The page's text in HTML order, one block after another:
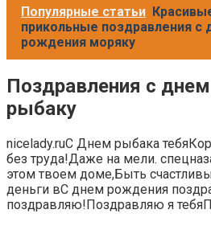
Популярные статьи
прикольные поздравления с
рождения моряку
Поздравления с
рыбаку
​nicelady.ru​​С Днем рыбака
без труда!​Даже на мели.​​
этом​ твоем доме,​​Быть
деньги в​​С днем рождения
поздравляю!​​Поздравляю я